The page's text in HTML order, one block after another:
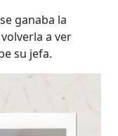
ganaba la
a ver
su jefa.